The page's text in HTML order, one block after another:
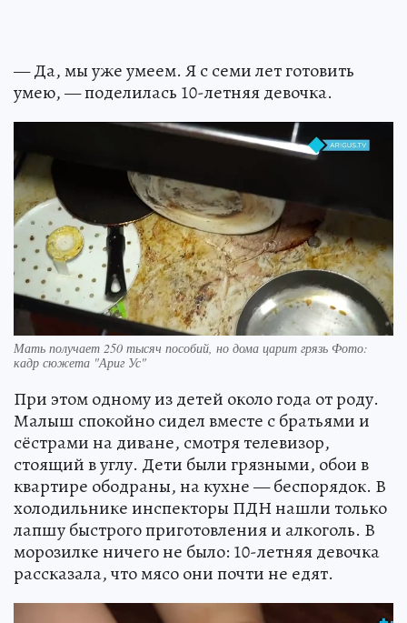
— Да, мы уже умеем. Я с семи лет готовить
умею, — поделилась 10-летняя девочка.
Мать получает 250 тысяч пособий, но дома царит грязь Фото:
кадр сюжета "Ариг Ус"
При этом одному из детей около года от роду.
Малыш спокойно сидел вместе с братьями и
сёстрами на диване, смотря телевизор,
стоящий в углу. Дети были грязными, обои в
квартире ободраны, на кухне — беспорядок. В
холодильнике инспекторы ПДН нашли только
лапшу быстрого приготовления и алкоголь. В
морозилке ничего не было: 10-летняя девочка
рассказала, что мясо они почти не едят.